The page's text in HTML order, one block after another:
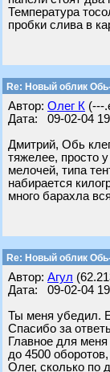
Температура
пробки слива в
Re: Новый облик
Автор: Олег К (---
Дата: 09-02-04
Дмитрий, Обь
тяжелее, просто
мелочей, типа
набирается
много барахла
Re: Новый облик
Автор: Агул
Дата: 09-02-04
Ты меня убедил.
Спасибо за
Главное для
до 4500
Олег, сколько по